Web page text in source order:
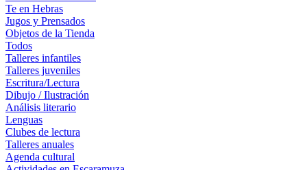
Te en Hebras
Jugos y Prensados
Objetos de la Tienda
Todos
Talleres infantiles
Talleres juveniles
Escritura/Lectura
Dibujo / Ilustración
Análisis literario
Lenguas
Clubes de lectura
Talleres anuales
Agenda cultural